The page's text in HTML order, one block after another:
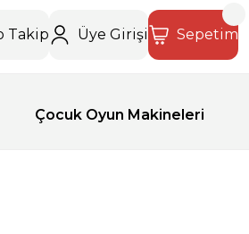
Takip Üye Girişi Sepetim
Çocuk Oyun Makineleri